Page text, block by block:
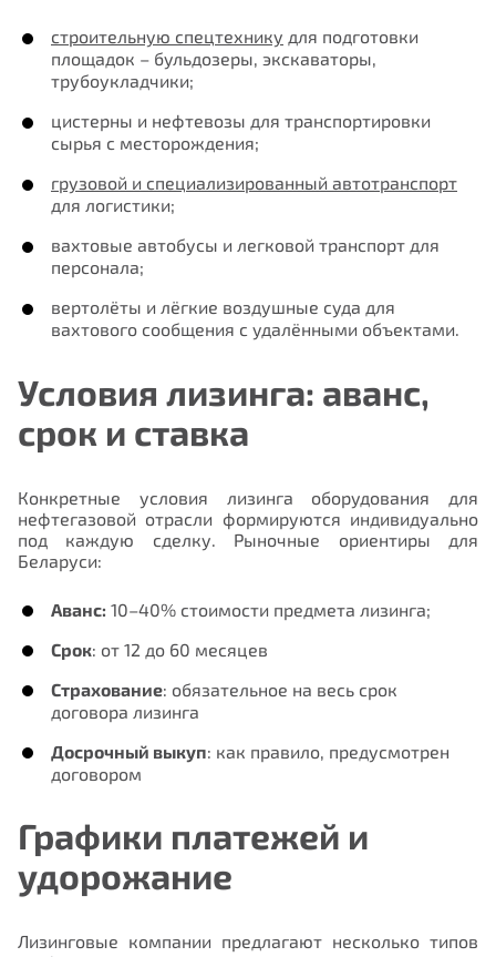
строительную спецтехнику для подготовки
площадок – бульдозеры, экскаваторы,
трубоукладчики;
цистерны и нефтевозы для транспортировки
сырья с месторождения;
грузовой и специализированный автотранспорт
для логистики;
вахтовые автобусы и легковой транспорт для
персонала;
вертолёты и лёгкие воздушные суда для
вахтового сообщения с удалёнными объектами.
Условия лизинга: аванс,
срок и ставка
Конкретные условия лизинга оборудования для
нефтегазовой отрасли формируются индивидуально
под каждую сделку. Рыночные ориентиры для
Беларуси:
Аванс: 10–40% стоимости предмета лизинга;
Срок: от 12 до 60 месяцев
Страхование: обязательное на весь срок
договора лизинга
Досрочный выкуп: как правило, предусмотрен
договором
Графики платежей и
удорожание
Лизинговые компании предлагают несколько типов